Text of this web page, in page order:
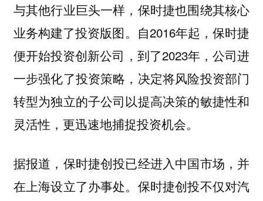
与其他行业巨头一样，保时捷也围绕其核心
业务构建了投资版图。自2016年起，保时捷
便开始投资创新公司，到了2023年，公司进
一步强化了投资策略，决定将风险投资部门
转型为独立的子公司以提高决策的敏捷性和
灵活性，更迅速地捕捉投资机会。
据报道，保时捷创投已经进入中国市场，并
在上海设立了办事处。保时捷创投不仅对汽